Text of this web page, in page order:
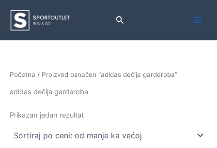
sadržaj
Pretraga
Početna / Proizvod označen “adidas dečija garderoba”
adidas dečija garderoba
Prikazan jedan rezultat